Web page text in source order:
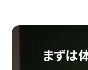
まずは